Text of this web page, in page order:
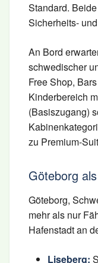
Standard.
Sicherheits-
An Bord
schwedischer
Free Shop,
Kinderbereich
(Basiszugang)
zu Premium-
Göteborg
Göteborg,
mehr als nur
Hafenstadt an
Liseberg: